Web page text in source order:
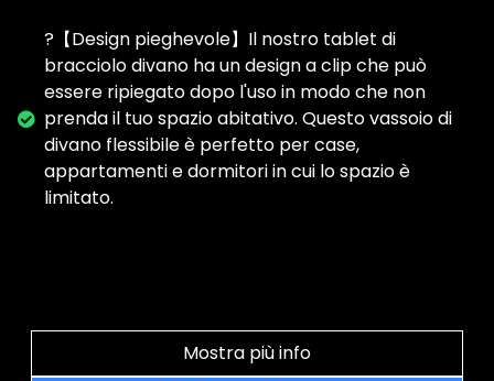
?【Design pieghevole】Il nostro tablet di
bracciolo divano ha un design a clip che può
essere ripiegato dopo l'uso in modo che non
prenda il tuo spazio abitativo. Questo vassoio di
divano flessibile è perfetto per case,
appartamenti e dormitori in cui lo spazio è
limitato.
Mostra più info